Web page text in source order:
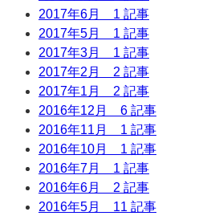
2017年6月 1 記事
2017年5月 1 記事
2017年3月 1 記事
2017年2月 2 記事
2017年1月 2 記事
2016年12月 6 記事
2016年11月 1 記事
2016年10月 1 記事
2016年7月 1 記事
2016年6月 2 記事
2016年5月 11 記事